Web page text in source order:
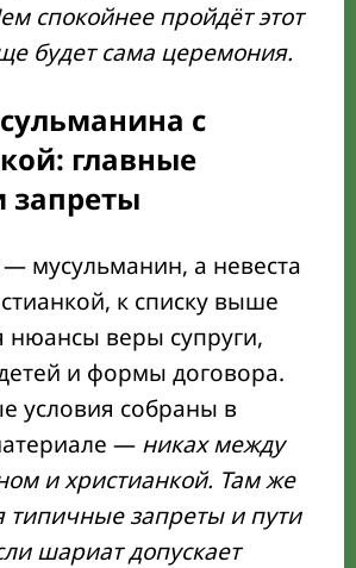
спокойнее пройдёт этот
будет сама церемония.
с
главные
запреты
мусульманин, а невеста
к списку выше
нюансы веры супруги,
и формы договора.
условия собраны в
— никах между
и христианкой. Там же
типичные запреты и пути
шариат допускает